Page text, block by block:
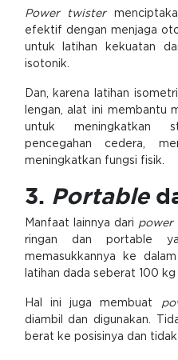
Power twister
efektif dengan menjaga
untuk latihan kekuatan
isotonik.
Dan, karena latihan
lengan, alat ini membantu
untuk meningkatkan
pencegahan cedera,
meningkatkan fungsi fisik.
3. Portable
Manfaat lainnya dari power
ringan dan portable
memasukkannya ke
latihan dada seberat 100
Hal ini juga membuat
diambil dan digunakan.
berat ke posisinya dan